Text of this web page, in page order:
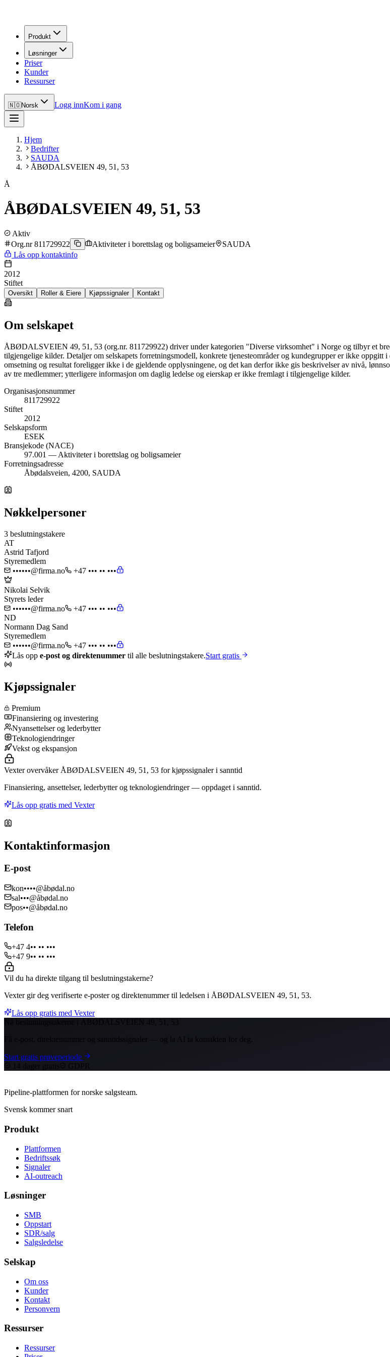
Produkt
Løsninger
Priser
Kunder
Ressurser
🇳🇴Norsk Logg innKom i gang
Hjem
Bedrifter
SAUDA
ÅBØDALSVEIEN 49, 51, 53
Å
ÅBØDALSVEIEN 49, 51, 53
Aktiv
Org.nr 811729922
Aktiviteter i borettslag og boligsameier
SAUDA
Lås opp kontaktinfo
2012
Stiftet
Oversikt Roller & Eiere Kjøpssignaler Kontakt
Om selskapet
ÅBØDALSVEIEN 49, 51, 53 (org.nr. 811729922) driver under kategorien "Diverse virksomhet" i Norge og tilbyr et
tilgjengelige kilder. Detaljer om selskapets forretningsmodell, konkrete tjenesteområder og kundegrupper er ikke
omsetning og resultat foreligger ikke i de gjeldende opplysningene, og det kan derfor ikke gis beskrivelser av nivå,
av tre medlemmer; ytterligere informasjon om daglig ledelse og eierskap er ikke fremlagt i tilgjengelige kilder.
Organisasjonsnummer
811729922
Stiftet
2012
Selskapsform
ESEK
Bransjekode (NACE)
97.001 — Aktiviteter i borettslag og boligsameier
Forretningsadresse
Åbødalsveien, 4200, SAUDA
Nøkkelpersoner
3 beslutningstakere
AT
Astrid Tafjord
Styremedlem
••••••@firma.no
+47 ••• •• •••
Nikolai Selvik
Styrets leder
••••••@firma.no
+47 ••• •• •••
ND
Normann Dag Sand
Styremedlem
••••••@firma.no
+47 ••• •• •••
Lås opp e-post og direktenummer til alle beslutningstakere.Start gratis
Kjøpssignaler
Premium
Finansiering og investering
Nyansettelser og lederbytter
Teknologiendringer
Vekst og ekspansjon
Vexter overvåker ÅBØDALSVEIEN 49, 51, 53 for kjøpssignaler i sanntid
Finansiering, ansettelser, lederbytter og teknologiendringer — oppdaget i sanntid.
Lås opp gratis med Vexter
Kontaktinformasjon
E-post
kon••••@åbødal.no
sal•••@åbødal.no
pos••@åbødal.no
Telefon
+47 4•• •• •••
+47 9•• •• •••
Vil du ha direkte tilgang til beslutningstakerne?
Vexter gir deg verifiserte e-poster og direktenummer til ledelsen i ÅBØDALSVEIEN 49, 51, 53.
Lås opp gratis med Vexter
Nå beslutningstakerne i ÅBØDALSVEIEN 49, 51, 53
Få e-post, direktenummer og sanntidssignaler — og la AI ta kontakten for deg.
Start gratis prøveperiode
14 dager gratis
GDPR
Pipeline-plattformen for norske salgsteam.
Svensk kommer snart
Produkt
Plattformen
Bedriftssøk
Signaler
AI-outreach
Løsninger
SMB
Oppstart
SDR/salg
Salgsledelse
Selskap
Om oss
Kunder
Kontakt
Personvern
Ressurser
Ressurser